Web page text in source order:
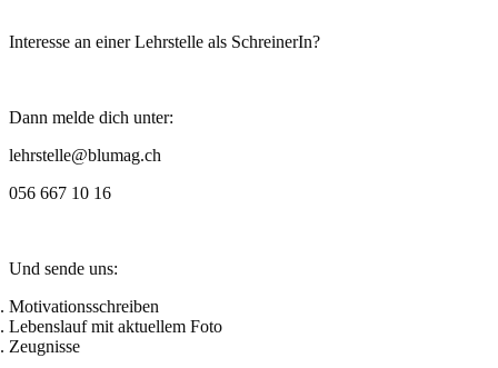
Interesse an einer Lehrstelle als SchreinerIn?
Dann melde dich unter:
lehrstelle@blumag.ch
056 667 10 16
Und sende uns:
Motivationsschreiben
Lebenslauf mit aktuellem Foto
Zeugnisse